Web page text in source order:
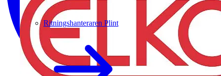
Ritningshanteraren Plint